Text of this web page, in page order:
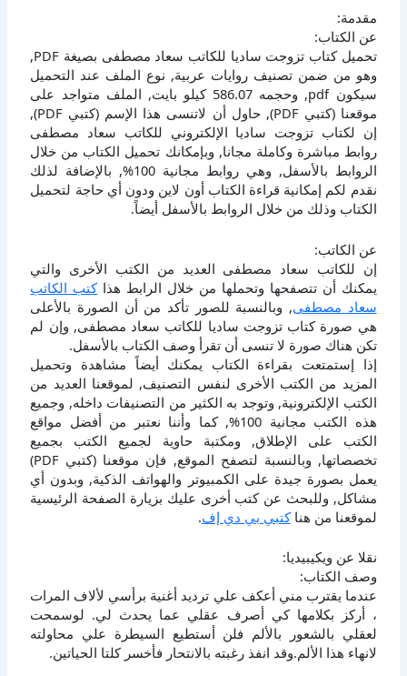
مقدمة:
عن الكتاب:
تحميل كتاب تزوجت ساديا للكاتب سعاد مصطفى بصيغة PDF,
وهو من ضمن تصنيف روايات عربية, نوع الملف عند التحميل
سيكون pdf, وحجمه 586.07 كيلو بايت, الملف متواجد على
موقعنا (كتبي PDF), حاول أن لاتنسى هذا الإسم (كتبي PDF),
إن لكتاب تزوجت ساديا الإلكتروني للكاتب سعاد مصطفى
روابط مباشرة وكاملة مجانا, وبإمكانك تحميل الكتاب من خلال
الروابط بالأسفل, وهي روابط مجانية 100%, بالإضافة لذلك
نقدم لكم إمكانية قراءة الكتاب أون لاين ودون أي حاجة لتحميل
الكتاب وذلك من خلال الروابط بالأسفل أيضاً.
عن الكاتب:
إن للكاتب سعاد مصطفى العديد من الكتب الأخرى والتي
يمكنك أن تتصفحها وتحملها من خلال الرابط هذاكتب الكاتب
سعاد مصطفى, وبالنسبة للصور تأكد من أن الصورة بالأعلى
هي صورة كتاب تزوجت ساديا للكاتب سعاد مصطفى, وإن لم
تكن هناك صورة لا تنسى أن تقرأ وصف الكتاب بالأسفل.
إذا إستمتعت بقراءة الكتاب يمكنك أيضاً مشاهدة وتحميل
المزيد من الكتب الأخرى لنفس التصنيف, لموقعنا العديد من
الكتب الإلكترونية, وتوجد به الكثير من التصنيفات داخله, وجميع
هذه الكتب مجانية 100%, كما وأننا نعتبر من أفضل مواقع
الكتب على الإطلاق, ومكتبة حاوية لجميع الكتب بجميع
تخصصاتها, وبالنسبة لتصفح الموقع, فإن موقعنا (كتبي PDF)
يعمل بصورة جيدة على الكمبيوتر والهواتف الذكية, وبدون أي
مشاكل, وللبحث عن كتب أخرى عليك بزيارة الصفحة الرئيسية
لموقعنا من هناكتبي بي دي إف.
نقلا عن ويكيبيديا:
وصف الكتاب:
عندما يقترب مني أعكف علي ترديد أغنية برأسي لألاف المرات
، أركز بكلامها كي أصرف عقلي عما يحدث لي. لوسمحت
لعقلي بالشعور بالألم فلن أستطيع السيطرة علي محاولته
لانهاء هذا الألم.وقد انفذ رغبته بالانتحار فأخسر كلتا الحياتين.